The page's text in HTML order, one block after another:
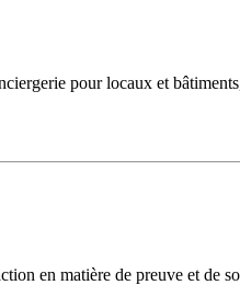
pour locaux et
en matière de preuve et de